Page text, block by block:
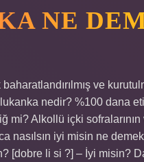
NE
ve
nedir? %100 dana
mi? Alkollü içki
nasılsın iyi misin ne
[dobre li si ?] – İyi misin?